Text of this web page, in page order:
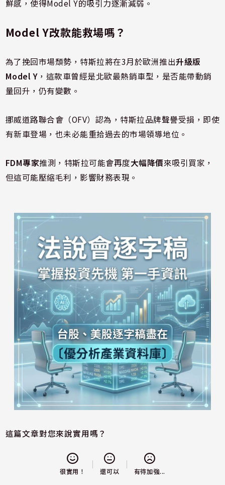
鮮感，使得Model Y的吸引力逐漸減弱。
Model Y改款能救場嗎？
為了挽回市場頹勢，特斯拉將在3月於歐洲推出升級版
Model Y ，這款車曾經是北歐最熱銷車型，是否能帶動銷
量回升，仍有變數。
挪威道路聯合會（OFV）認為，特斯拉品牌聲譽受損，即使
有新車登場，也未必能重拾過去的市場領導地位。
FDM專家推測，特斯拉可能會再度大幅降價來吸引買家，
但這可能壓縮毛利，影響財務表現。
這篇文章對您來說實用嗎？
很實用！ 還可以 有待加強...